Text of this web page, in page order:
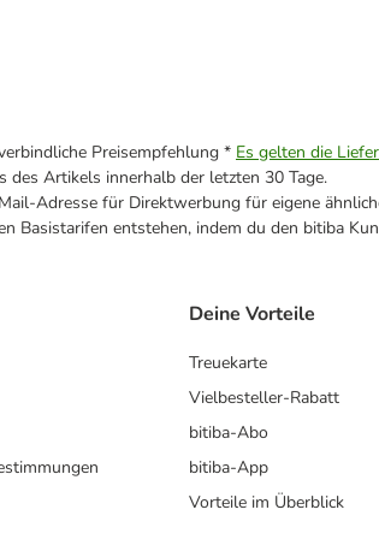
Preisempfehlung * Es gelten die
des Artikels innerhalb der letzten 30 Tage.
Adresse für Direktwerbung für eigene
Basistarifen entstehen, indem du den bitiba
Deine Vorteile
Treuekarte
Vielbesteller-Rabatt
bitiba-Abo
bitiba-App
Vorteile im Überblick